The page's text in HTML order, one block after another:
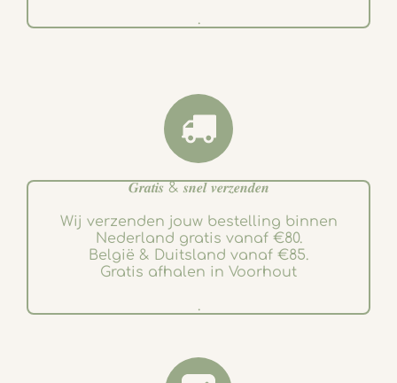
.
𝑮𝒓𝒂𝒕𝒊𝒔 & 𝒔𝒏𝒆𝒍 𝒗𝒆𝒓𝒛𝒆𝒏𝒅𝒆𝒏
Wij verzenden jouw bestelling binnen
Nederland gratis vanaf €80.
België & Duitsland vanaf €85.
Gratis afhalen in Voorhout
.